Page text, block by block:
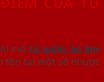
mà tủ quần áo âm
tồn tại một số nhược